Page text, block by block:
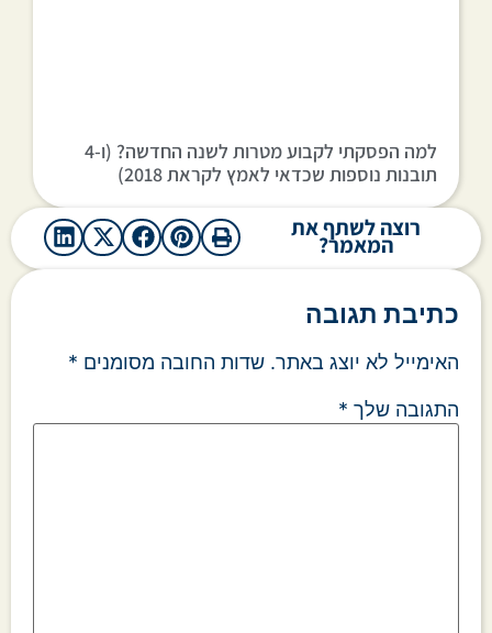
למה הפסקתי לקבוע מטרות לשנה החדשה? (ו-4
תובנות נוספות שכדאי לאמץ לקראת 2018)
רוצה לשתף את
המאמר?
כתיבת תגובה
האימייל לא יוצג באתר. שדות החובה מסומנים *
התגובה שלך *